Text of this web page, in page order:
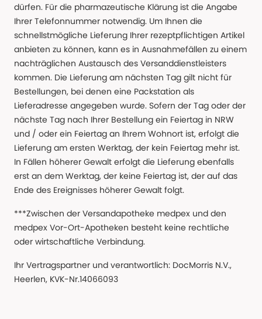
dürfen. Für die pharmazeutische Klärung ist die Angabe
Ihrer Telefonnummer notwendig. Um Ihnen die
schnellstmögliche Lieferung Ihrer rezeptpflichtigen Artikel
anbieten zu können, kann es in Ausnahmefällen zu einem
nachträglichen Austausch des Versanddienstleisters
kommen. Die Lieferung am nächsten Tag gilt nicht für
Bestellungen, bei denen eine Packstation als
Lieferadresse angegeben wurde. Sofern der Tag oder der
nächste Tag nach Ihrer Bestellung ein Feiertag in NRW
und / oder ein Feiertag an Ihrem Wohnort ist, erfolgt die
Lieferung am ersten Werktag, der kein Feiertag mehr ist.
In Fällen höherer Gewalt erfolgt die Lieferung ebenfalls
erst an dem Werktag, der keine Feiertag ist, der auf das
Ende des Ereignisses höherer Gewalt folgt.
***Zwischen der Versandapotheke medpex und den
medpex Vor-Ort-Apotheken besteht keine rechtliche
oder wirtschaftliche Verbindung.
Ihr Vertragspartner und verantwortlich: DocMorris N.V.,
Heerlen, KVK-Nr.14066093